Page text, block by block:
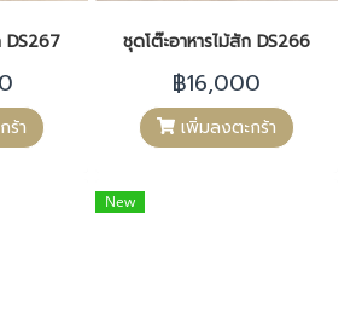
DS267
ร้า
ชุดโต๊ะอาหารไม้สัก DS266
฿16,000
เพิ่มลงตะกร้า
New